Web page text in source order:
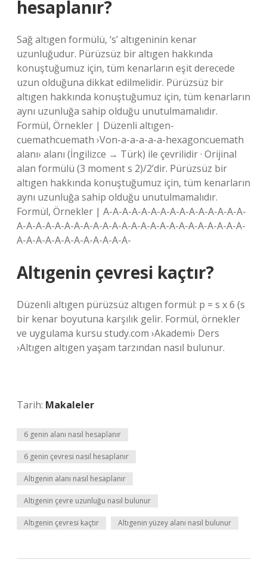
hesaplanır?
Sağ altıgen formülü, ‘s’ altıgeninin kenar
uzunluğudur. Pürüzsüz bir altıgen hakkında
konuştuğumuz için, tüm kenarların eşit derecede
uzun olduğuna dikkat edilmelidir. Pürüzsüz bir
altıgen hakkında konuştuğumuz için, tüm kenarların
aynı uzunluğa sahip olduğu unutulmamalıdır.
Formül, Örnekler | Düzenli altıgen-
cuemathcuemath ›Von-a-a-a-a-a-hexagoncuemath
alanı› alanı (İngilizce → Türk) ile çevrilidir · Orijinal
alan formülü (3 moment s 2)/2’dir. Pürüzsüz bir
altıgen hakkında konuştuğumuz için, tüm kenarların
aynı uzunluğa sahip olduğu unutulmamalıdır.
Formül, Örnekler | A-A-A-A-A-A-A-A-A-A-A-A-A-A-A-
A-A-A-A-A-A-A-A-A-A-A-A-A-A-A-A-A-A-A-A-A-A-A-A-
A-A-A-A-A-A-A-A-A-A-A-A-
Altıgenin çevresi kaçtır?
Düzenli altıgen pürüzsüz altıgen formül: p = s x 6 (s
bir kenar boyutuna karşılık gelir. Formül, örnekler
ve uygulama kursu study.com ›Akademi› Ders
›Altıgen altıgen yaşam tarzından nasıl bulunur.
Tarih: Makaleler
6 genin alanı nasıl hesaplanır
6 genin çevresi nasıl hesaplanır
Altıgenin alanı nasıl hesaplanır
Altıgenin çevre uzunluğu nasıl bulunur
Altıgenin çevresi kaçtır Altıgenin yüzey alanı nasıl bulunur